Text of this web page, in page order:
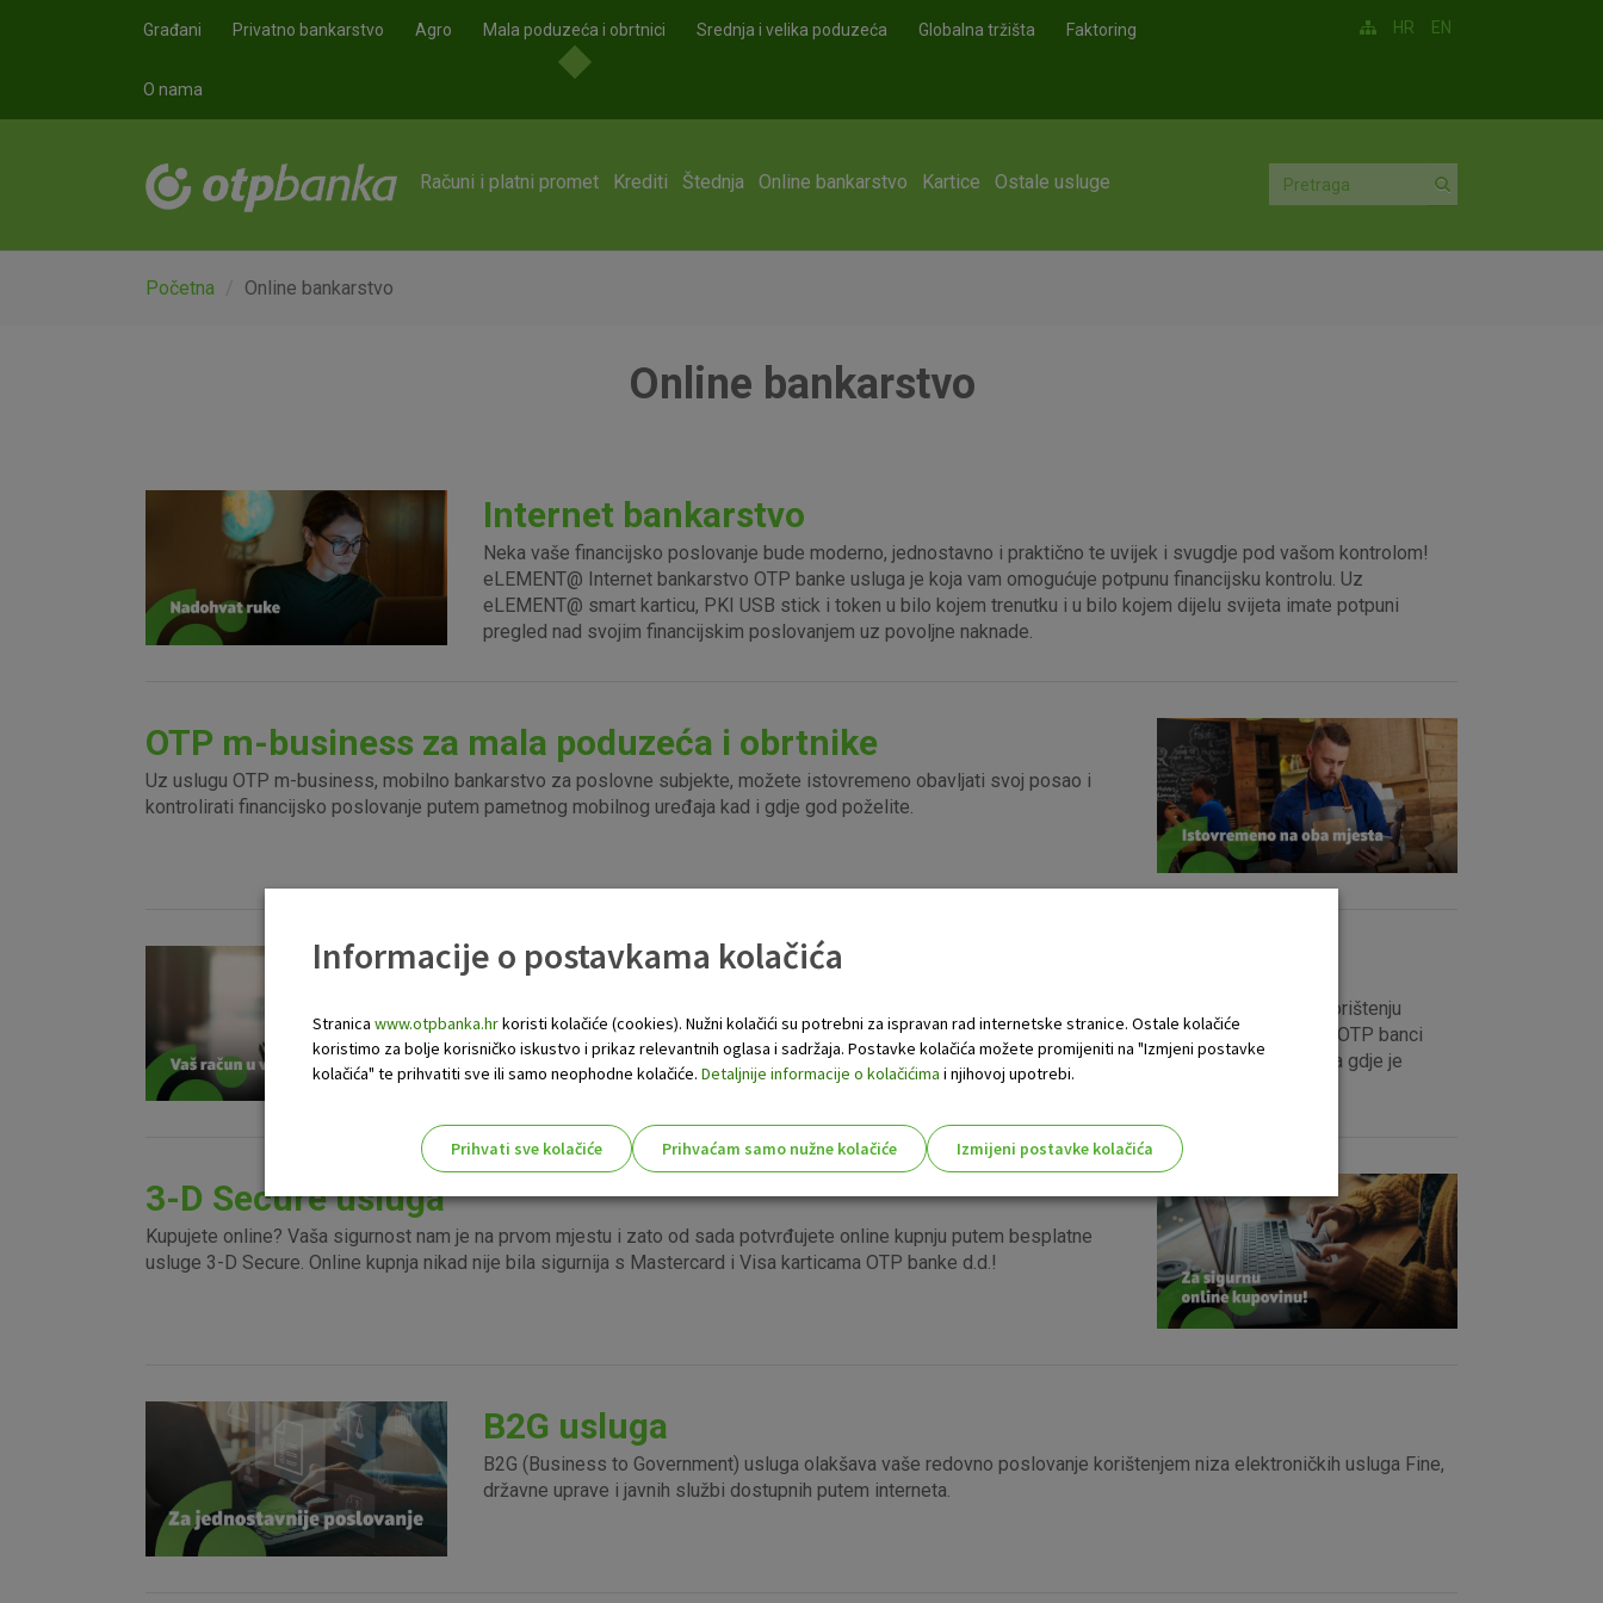
Građani Privatno bankarstvo Agro Mala poduzeća i obrtnici Srednja i velika poduzeća Globalna tržišta Faktoring
O nama
HR EN
Računi i platni promet Krediti Štednja Online bankarstvo Kartice Ostale usluge
Početna Online bankarstvo
Online bankarstvo
Internet bankarstvo
Neka vaše financijsko poslovanje bude moderno, jednostavno i praktično te uvijek i svugdje pod vašom kontrolom!
eLEMENT@ Internet bankarstvo OTP banke usluga je koja vam omogućuje potpunu financijsku kontrolu. Uz
eLEMENT@ smart karticu, PKI USB stick i token u bilo kojem trenutku i u bilo kojem dijelu svijeta imate potpuni
pregled nad svojim financijskim poslovanjem uz povoljne naknade.
OTP m-business za mala poduzeća i obrtnike
Uz uslugu OTP m-business, mobilno bankarstvo za poslovne subjekte, možete istovremeno obavljati svoj posao i
kontrolirati financijsko poslovanje putem pametnog mobilnog uređaja kad i gdje god poželite.
SMS info za mala poduzeća i obrtnike
U svakom trenutku, jednostavno i brzo do potrebnih informacija o stanju i prometu na vašim računima, korištenju
kartica, tečaju stranih valuta i osnovnim podacima o Banci! Ako imate mobilni telefon i prometni račun u OTP banci
koristeći uslugu SMS info informirati se možete 24 sata dnevno putem SMS poruka, s bilo kojeg mjesta gdje je
dostupna GSM mreža. Usluga podržava sve mobilne operatere na području Hrvatske.
3-D Secure usluga
Kupujete online? Vaša sigurnost nam je na prvom mjestu i zato od sada potvrđujete online kupnju putem besplatne
usluge 3-D Secure. Online kupnja nikad nije bila sigurnija s Mastercard i Visa karticama OTP banke d.d.!
B2G usluga
B2G (Business to Government) usluga olakšava vaše redovno poslovanje korištenjem niza elektroničkih usluga Fine,
državne uprave i javnih službi dostupnih putem interneta.
Informacije o postavkama kolačića
Stranica www.otpbanka.hrkoristi kolačiće (cookies). Nužni kolačići su potrebni za ispravan rad internetske stranice. Ostale kolačiće
koristimo za bolje korisničko iskustvo i prikaz relevantnih oglasa i sadržaja. Postavke kolačića možete promijeniti na "Izmjeni postavke
kolačića" te prihvatiti sve ili samo neophodne kolačiće. Detaljnije informacije o kolačićima i njihovoj upotrebi.
Prihvati sve kolačiće Prihvaćam samo nužne kolačiće
Izmijeni postavke kolačića
pohranjuju nikakve informacije koje bi vas mogle identificirati.